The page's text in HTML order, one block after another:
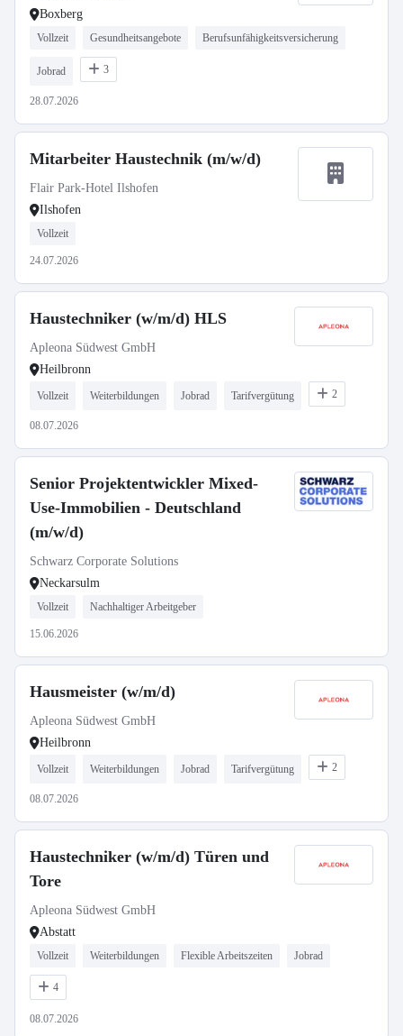
Boxberg
Vollzeit Gesundheitsangebote Berufsunfähigkeitsversicherung
Jobrad 3
28.07.2026
Mitarbeiter Haustechnik (m/w/d)
Flair Park-Hotel Ilshofen
Ilshofen
Vollzeit
24.07.2026
Haustechniker (w/m/d) HLS
Apleona Südwest GmbH
Heilbronn
Vollzeit Weiterbildungen Jobrad Tarifvergütung 2
08.07.2026
Senior Projektentwickler Mixed-
Use-Immobilien - Deutschland
(m/w/d)
Schwarz Corporate Solutions
Neckarsulm
Vollzeit Nachhaltiger Arbeitgeber
15.06.2026
Hausmeister (w/m/d)
Apleona Südwest GmbH
Heilbronn
Vollzeit Weiterbildungen Jobrad Tarifvergütung 2
08.07.2026
Haustechniker (w/m/d) Türen und
Tore
Apleona Südwest GmbH
Abstatt
Vollzeit Weiterbildungen Flexible Arbeitszeiten Jobrad
4
08.07.2026